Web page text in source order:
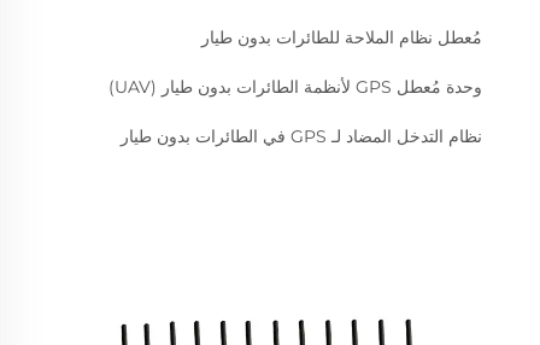
مُعطل نظام الملاحة للطائرات بدون طيار
وحدة مُعطل GPS لأنظمة الطائرات بدون طيار (UAV)
نظام التدخل المضاد لـ GPS في الطائرات بدون طيار